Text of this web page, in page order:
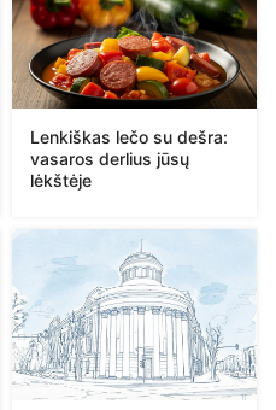
Lenkiškas lečo su dešra:
vasaros derlius jūsų
lėkštėje